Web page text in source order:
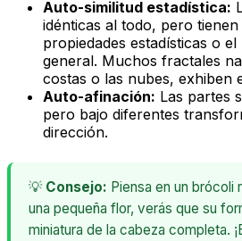
Auto-similitud estadística:
idénticas al todo, pero tienen
propiedades estadísticas o
general. Muchos fractales
costas o las nubes, exhiben
Auto-afinación: Las partes
pero bajo diferentes
dirección.
💡 Consejo: Piensa en un brócoli
una pequeña flor, verás que su
miniatura de la cabeza completa.